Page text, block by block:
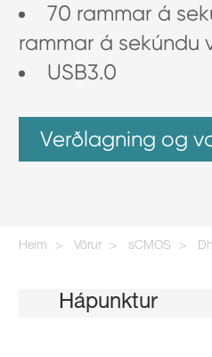
70 rammar á
rammar á sekúndu
USB3.0
Verðlagning og
Heim Vörur sCMOS
Hápunktur